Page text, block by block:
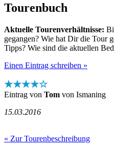
Tourenbuch
Aktuelle Tourenverhältnisse:
gegangen? Wie hat Dir die Tour
Tipps? Wie sind die aktuellen
Einen Eintrag schreiben »
★★★★☆
Eintrag von Tom von Ismaning
15.03.2016
« Zur Tourenbeschreibung